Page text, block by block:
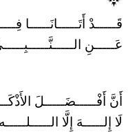
قَـــــدْ أَتَـــــانَـــــا
عَـــــنِ
أَنَّ أَفْـــــضَـــــلَ
لَا إِلـــــهَ إِلَّا الـــــلـــــه